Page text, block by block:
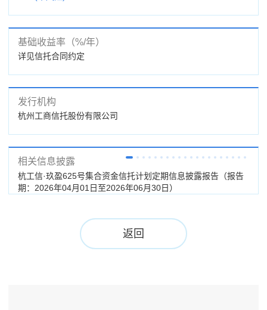
基础收益率（%/年）
详见信托合同约定
发行机构
杭州工商信托股份有限公司
相关信息披露
杭工信·玖盈625号集合资金信托计划定期信息披露报告（报告
期：2026年04月01日至2026年06月30日）
返回